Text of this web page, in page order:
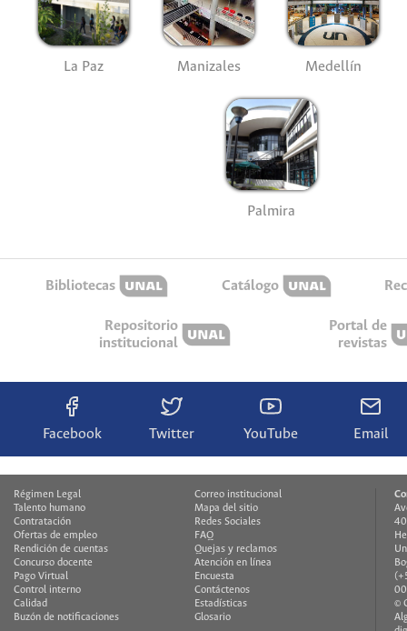
La Paz Manizales Medellín
Palmira
Bibliotecas Catálogo
Repositorio
institucional
Portal de
revistas
Facebook Twitter YouTube Email
Régimen Legal
Talento humano
Contratación
Ofertas de empleo
Rendición de cuentas
Concurso docente
Pago Virtual
Control interno
Calidad
Buzón de notificaciones
Correo institucional
Mapa del sitio
Redes Sociales
FAQ
Quejas y reclamos
Atención en línea
Encuesta
Contáctenos
Estadísticas
Glosario
©